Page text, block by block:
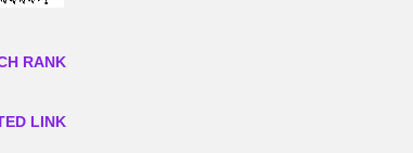
RANK
LINK